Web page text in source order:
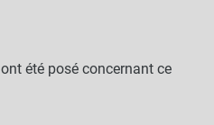
ont été posé concernant ce